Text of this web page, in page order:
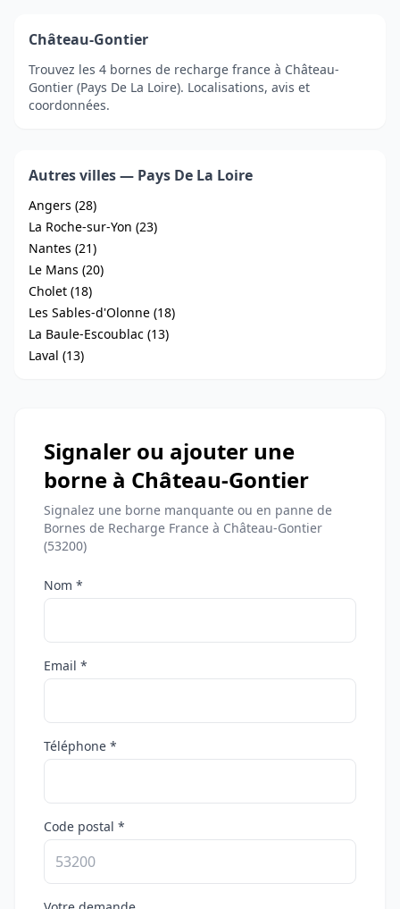
Château-Gontier
Trouvez les 4 bornes de recharge france à Château-
Gontier (Pays De La Loire). Localisations, avis et
coordonnées.
Autres villes — Pays De La Loire
Angers (28)
La Roche-sur-Yon (23)
Nantes (21)
Le Mans (20)
Cholet (18)
Les Sables-d'Olonne (18)
La Baule-Escoublac (13)
Laval (13)
Signaler ou ajouter une
borne à Château-Gontier
Signalez une borne manquante ou en panne de
Bornes de Recharge France à Château-Gontier
(53200)
Nom *
Email *
Téléphone *
Code postal *